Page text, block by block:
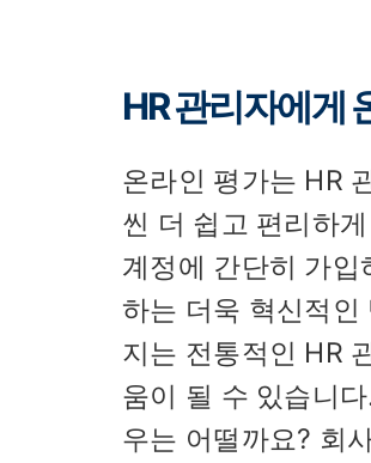
HR 관리자에게
온라인 평가는 HR
씬 더 쉽고 편리하
계정에 간단히 가
하는 더욱 혁신적
지는 전통적인 HR
움이 될 수 있습니
우는 어떨까요? 회